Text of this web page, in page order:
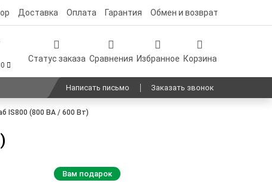
Доставка Оплата Гарантия Обмен и возврат
Статус заказа Сравнения Избранное Корзина
Написать письмо Заказать звонок
IS800 (800 ВА / 600 Вт)
Вам подарок